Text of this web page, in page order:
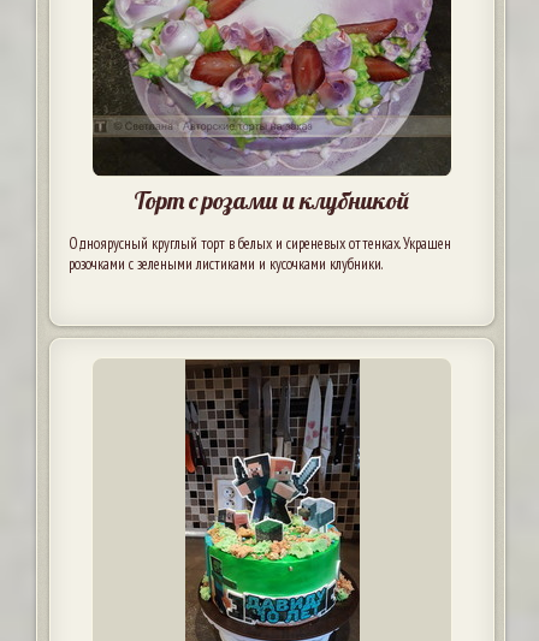
Торт с розами и клубникой
Одноярусный круглый торт в белых и сиреневых оттенках. Украшен
розочками с зелеными листиками и кусочками клубники.